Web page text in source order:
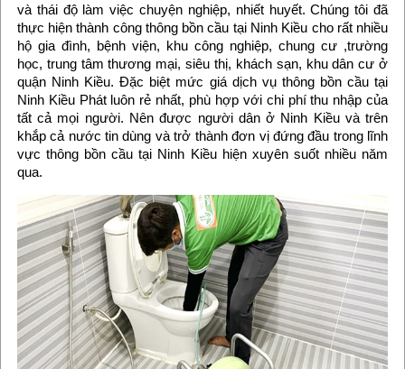
và thái độ làm việc chuyện nghiệp, nhiết huyết. Chúng tôi đã
thực hiện thành công thông bồn cầu tại Ninh Kiều cho rất nhiều
hộ gia đình, bệnh viện, khu công nghiệp, chung cư ,trường
học, trung tâm thương mại, siêu thị, khách sạn, khu dân cư ở
quận Ninh Kiều. Đặc biệt mức giá dịch vụ thông bồn cầu tại
Ninh Kiều Phát luôn rẻ nhất, phù hợp với chi phí thu nhập của
tất cả mọi người. Nên được người dân ở Ninh Kiều và trên
khắp cả nước tin dùng và trở thành đơn vị đứng đầu trong lĩnh
vực thông bồn cầu tại Ninh Kiều hiện xuyên suốt nhiều năm
qua.